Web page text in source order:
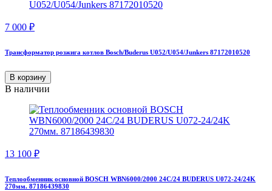
7 000 ₽
Трансформатор розжига котлов Bosch/Buderus U052/U054/Junkers 87172010520
В корзину
В наличии
13 100 ₽
Теплообменник основной BOSCH WBN6000/2000 24C/24 BUDERUS U072-24/24K
270мм. 87186439830